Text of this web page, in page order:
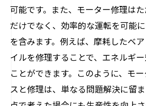
可能です。また、モーター修理は
だけでなく、効率的な運転を可能
を含みます。例えば、摩耗したベ
イルを修理することで、エネルギ
ことができます。このように、モ
スと修理は、単なる問題解決に留